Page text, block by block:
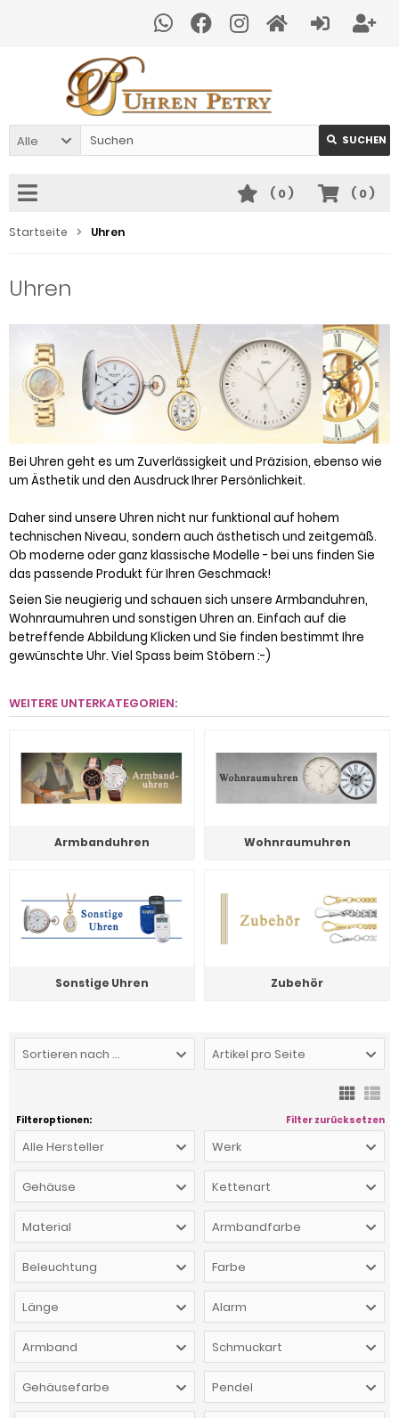
Alle SUCHEN
( 0)
( 0)
Startseite Uhren
Uhren
Bei Uhren geht es um Zuverlässigkeit und Präzision, ebenso wie
um Ästhetik und den Ausdruck Ihrer Persönlichkeit.
Daher sind unsere Uhren nicht nur funktional auf hohem
technischen Niveau, sondern auch ästhetisch und zeitgemäß.
Ob moderne oder ganz klassische Modelle - bei uns finden Sie
das passende Produkt für Ihren Geschmack!
Seien Sie neugierig und schauen sich unsere Armbanduhren,
Wohnraumuhren und sonstigen Uhren an. Einfach auf die
betreffende Abbildung Klicken und Sie finden bestimmt Ihre
gewünschte Uhr. Viel Spass beim Stöbern :-)
WEITERE UNTERKATEGORIEN:
Armbanduhren Wohnraumuhren
Sonstige Uhren Zubehör
Sortieren nach ... Artikel pro Seite
Filteroptionen: Filter zurücksetzen
Alle Hersteller Werk
Gehäuse Kettenart
Material Armbandfarbe
Beleuchtung Farbe
Länge Alarm
Armband Schmuckart
Gehäusefarbe Pendel